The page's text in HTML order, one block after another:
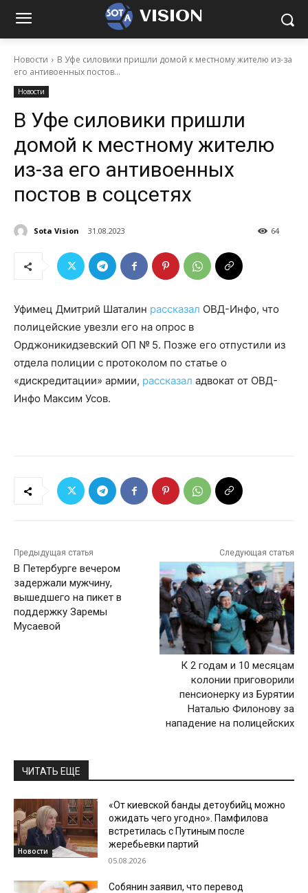
VISION
Новости
В Уфе силовики пришли домой к местному жителю из-за
его антивоенных постов...
Новости
В Уфе силовики пришли
домой к местному жителю
из-за его антивоенных
постов в соцсетях
Sota Vision 31.08.2023 64
Уфимец Дмитрий Шаталин рассказал ОВД-Инфо, что
полицейские увезли его на опрос в
Орджоникидзевский ОП № 5. Позже его отпустили из
отдела полиции с протоколом по статье о
«дискредитации» армии, рассказал адвокат от ОВД-
Инфо Максим Усов.
Предыдущая статья
В Петербурге вечером
задержали мужчину,
вышедшего на пикет в
поддержку Заремы
Мусаевой
Следующая статья
К 2 годам и 10 месяцам
колонии приговорили
пенсионерку из Бурятии
Наталью Филонову за
нападение на полицейских
ЧИТАТЬ ЕЩЕ
Новости
«От киевской банды детоубийц можно
ожидать чего угодно». Памфилова
встретилась с Путиным после
жеребьевки партий
05.08.2026
Собянин заявил, что перевод